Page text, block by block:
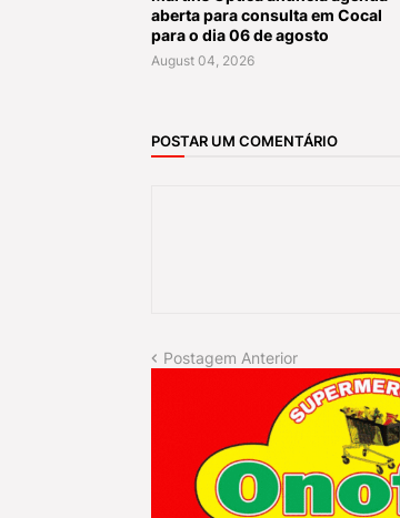
aberta para consulta em Cocal
para o dia 06 de agosto
August 04, 2026
POSTAR UM COMENTÁRIO
Postagem Anterior